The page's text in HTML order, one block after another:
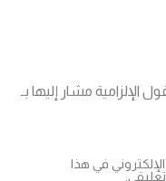
الإلزامية مشار إليها بـ
في هذا